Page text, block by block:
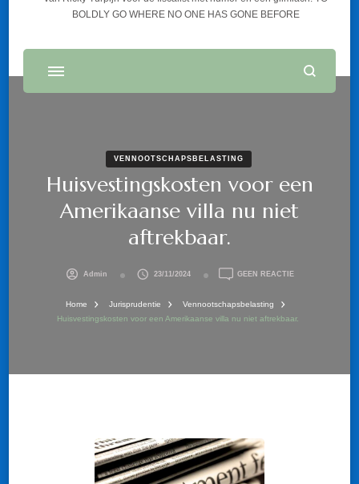
BOLDLY GO WHERE NO ONE HAS GONE BEFORE
VENNOOTSCHAPSBELASTING
Huisvestingskosten voor een
Amerikaanse villa nu niet
aftrekbaar.
Admin 23/11/2024 GEEN REACTIEOP
AMERIKAANSE
Home Jurisprudentie
Vennootschapsbelasting
Huisvestingskosten voor een Amerikaanse villa nu niet aftrekbaar.